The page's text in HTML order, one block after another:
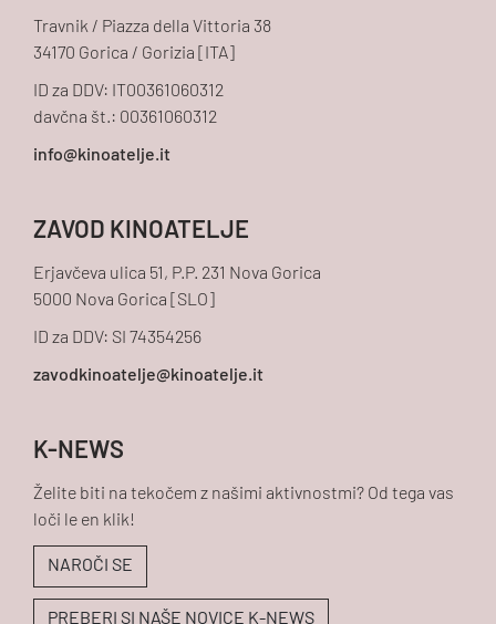
Travnik / Piazza della Vittoria 38
34170 Gorica / Gorizia [ITA]
ID za DDV: IT00361060312
davčna št.: 00361060312
ZAVOD KINOATELJE
Erjavčeva ulica 51, P.P. 231 Nova Gorica
5000 Nova Gorica [SLO]
ID za DDV: SI 74354256
K-NEWS
Želite biti na tekočem z našimi aktivnostmi? Od tega vas
loči le en klik!
NAROČI SE
PREBERI SI NAŠE NOVICE K-NEWS